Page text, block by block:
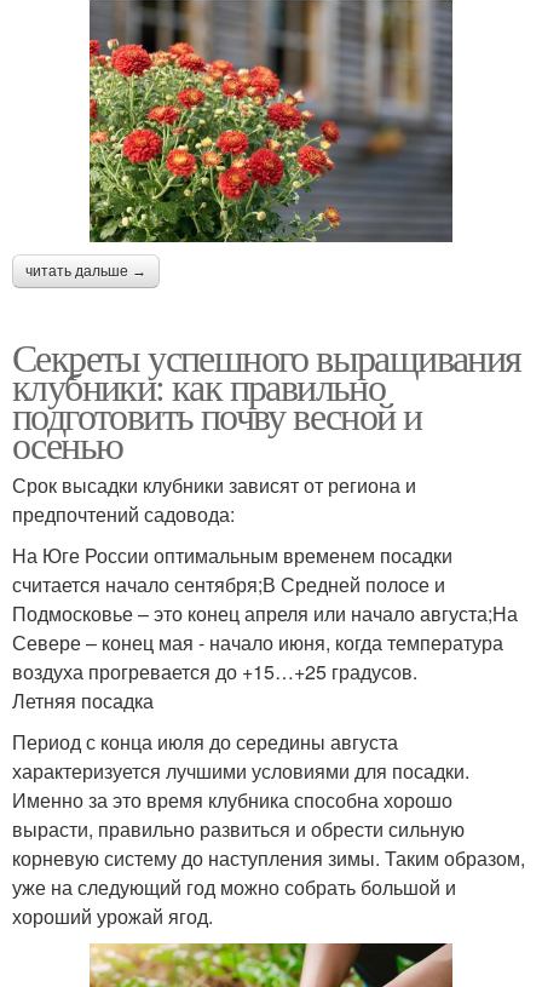
читать дальше →
Секреты успешного выращивания
клубники: как правильно
подготовить почву весной и
осенью
Срок высадки клубники зависят от региона и
предпочтений садовода:
На Юге России оптимальным временем посадки
считается начало сентября;В Средней полосе и
Подмосковье – это конец апреля или начало августа;На
Севере – конец мая - начало июня, когда температура
воздуха прогревается до +15…+25 градусов.
Летняя посадка
Период с конца июля до середины августа
характеризуется лучшими условиями для посадки.
Именно за это время клубника способна хорошо
вырасти, правильно развиться и обрести сильную
корневую систему до наступления зимы. Таким образом,
уже на следующий год можно собрать большой и
хороший урожай ягод.